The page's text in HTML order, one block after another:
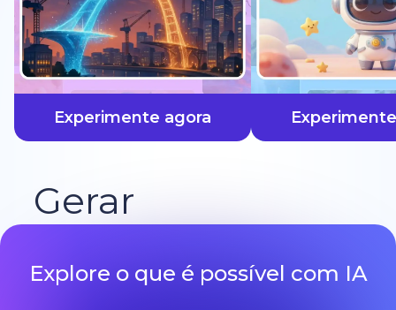
Experimente agora
Gerar
mais rápido
Explore o que é possível com IA